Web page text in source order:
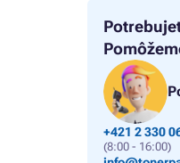
+421 2 330
(8:00 - 16:00)